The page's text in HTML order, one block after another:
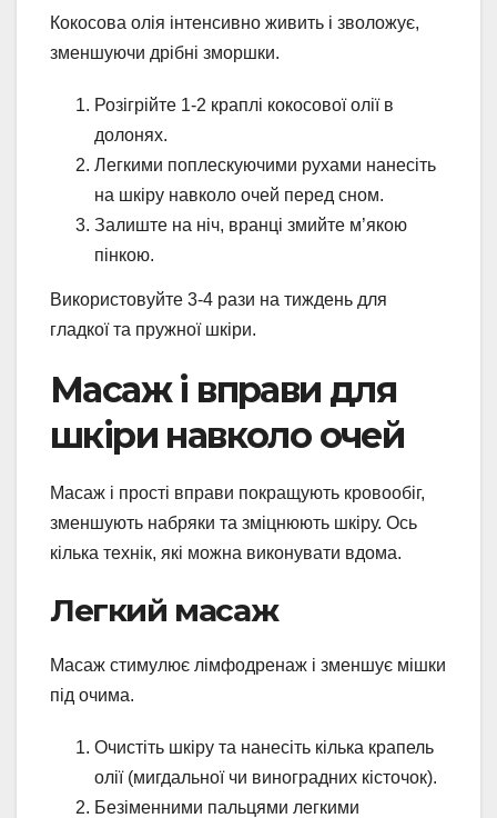
Кокосова олія інтенсивно живить і зволожує,
зменшуючи дрібні зморшки.
Розігрійте 1-2 краплі кокосової олії в
долонях.
Легкими поплескуючими рухами нанесіть
на шкіру навколо очей перед сном.
Залиште на ніч, вранці змийте м’якою
пінкою.
Використовуйте 3-4 рази на тиждень для
гладкої та пружної шкіри.
Масаж і вправи для
шкіри навколо очей
Масаж і прості вправи покращують кровообіг,
зменшують набряки та зміцнюють шкіру. Ось
кілька технік, які можна виконувати вдома.
Легкий масаж
Масаж стимулює лімфодренаж і зменшує мішки
під очима.
Очистіть шкіру та нанесіть кілька крапель
олії (мигдальної чи виноградних кісточок).
Безіменними пальцями легкими